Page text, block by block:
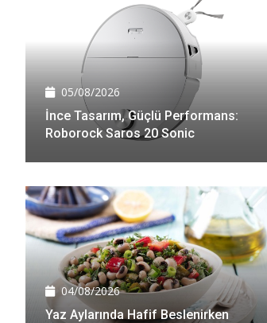
05/08/2026
İnce Tasarım, Güçlü Performans:
Roborock Saros 20 Sonic
04/08/2026
Yaz Aylarında Hafif Beslenirken